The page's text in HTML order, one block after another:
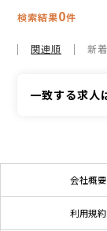
検索結果0件
関連順 新
一致する求人
会社概要
利用規約